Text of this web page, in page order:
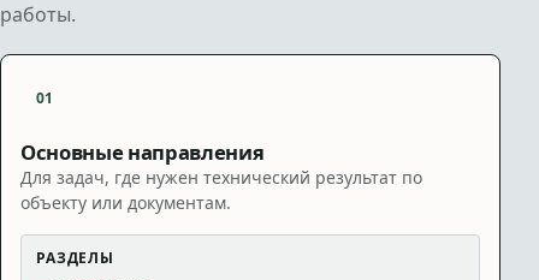
работы.
01
Основные направления
Для задач, где нужен технический результат по
объекту или документам.
РАЗДЕЛЫ